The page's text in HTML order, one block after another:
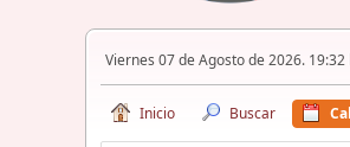
Viernes 07 de Agosto de 2026. 19:32
Inicio Buscar